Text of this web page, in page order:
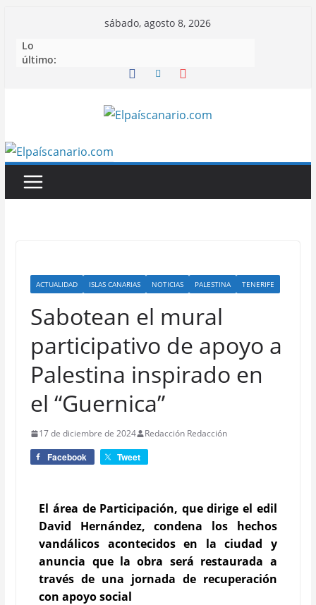
contenido
sábado, agosto 8, 2026
Lo
último:
ACTUALIDAD ISLAS CANARIAS NOTICIAS PALESTINA TENERIFE
Sabotean el mural
participativo de apoyo a
Palestina inspirado en
el “Guernica”
17 de diciembre de 2024 Redacción Redacción
Facebook Tweet
El área de Participación, que dirige el edil
David Hernández, condena los hechos
vandálicos acontecidos en la ciudad y
anuncia que la obra será restaurada a
través de una jornada de recuperación
con apoyo social